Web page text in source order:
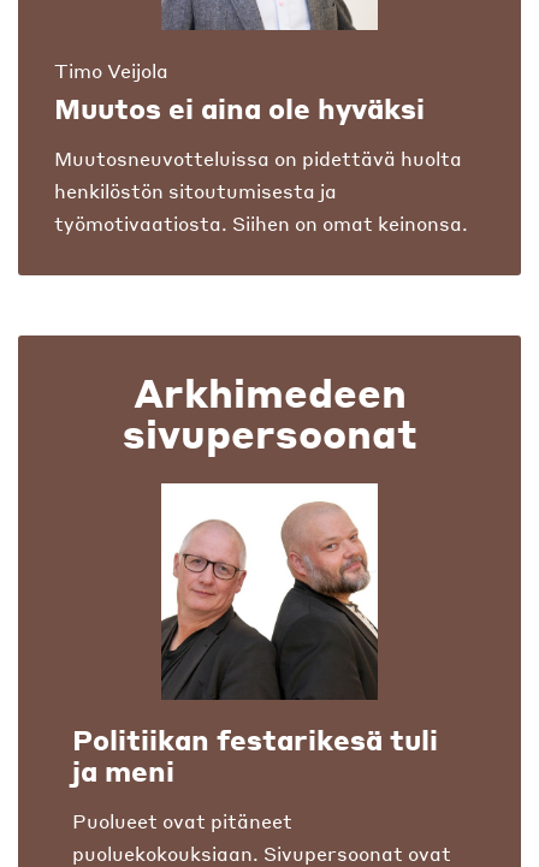
Timo Veijola
Muutos ei aina ole hyväksi
Muutosneuvotteluissa on pidettävä huolta
henkilöstön sitoutumisesta ja
työmotivaatiosta. Siihen on omat keinonsa.
Arkhimedeen
sivupersoonat
Politiikan festarikesä tuli
ja meni
Puolueet ovat pitäneet
puoluekokouksiaan. Sivupersoonat ovat